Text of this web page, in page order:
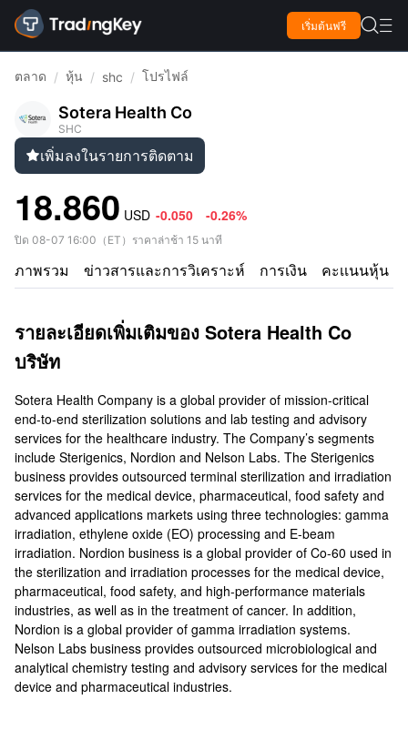
เริ่มต้นฟรี  
ตลาด / หุ้น / shc / โปรไฟล์
Sotera Health Co
SHC
เพิ่มลงในรายการติดตาม
18.860 USD -0.050 -0.26%
ปิด 08-07 16:00 （ ET ） ราคาล่าช้า 15 นาที
ภาพรวม ข่าวสารและการวิเคราะห์ การเงิน คะเเนนหุ้น
รายละเอียดเพิ่มเติมของ Sotera Health Co
บริษัท
Sotera Health Company is a global provider of mission-critical
end-to-end sterilization solutions and lab testing and advisory
services for the healthcare industry. The Company’s segments
include Sterigenics, Nordion and Nelson Labs. The Sterigenics
business provides outsourced terminal sterilization and irradiation
services for the medical device, pharmaceutical, food safety and
advanced applications markets using three technologies: gamma
irradiation, ethylene oxide (EO) processing and E-beam
irradiation. Nordion business is a global provider of Co-60 used in
the sterilization and irradiation processes for the medical device,
pharmaceutical, food safety, and high-performance materials
industries, as well as in the treatment of cancer. In addition,
Nordion is a global provider of gamma irradiation systems.
Nelson Labs business provides outsourced microbiological and
analytical chemistry testing and advisory services for the medical
device and pharmaceutical industries.